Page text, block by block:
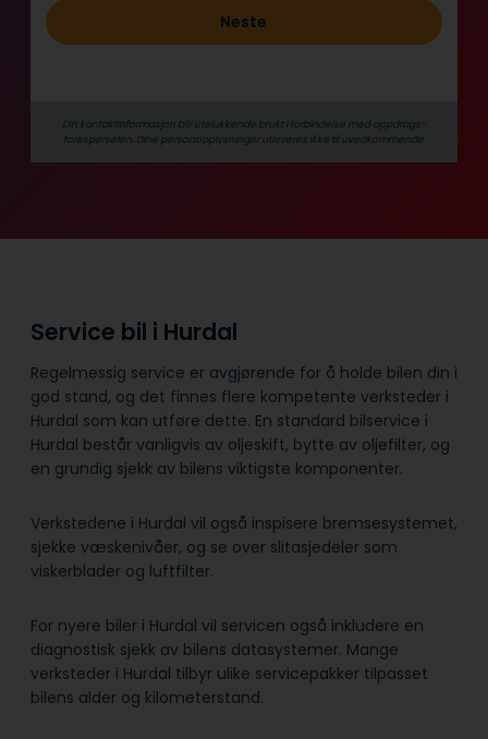
d
Neste
Din kontaktinformasjon blir utelukkende brukt i forbindelse med oppdrags­
forespørselen. Dine person­­opplysninger utleveres ikke til uvedkommende.
Service bil i Hurdal
Regelmessig service er avgjørende for å holde bilen din i
god stand, og det finnes flere kompetente verksteder i
Hurdal som kan utføre dette. En standard bilservice i
Hurdal består vanligvis av oljeskift, bytte av oljefilter, og
en grundig sjekk av bilens viktigste komponenter.
Verkstedene i Hurdal vil også inspisere bremsesystemet,
sjekke væskenivåer, og se over slitasjedeler som
viskerblader og luftfilter.
For nyere biler i Hurdal vil servicen også inkludere en
diagnostisk sjekk av bilens datasystemer. Mange
verksteder i Hurdal tilbyr ulike servicepakker tilpasset
bilens alder og kilometerstand.